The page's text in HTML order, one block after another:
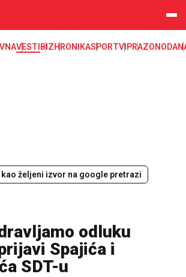
Region
VESTI BIZHRONIKASPORTVIPRAZONODA
kao željeni izvor na google pretrazi
odluku
Spajića i
SDT-u